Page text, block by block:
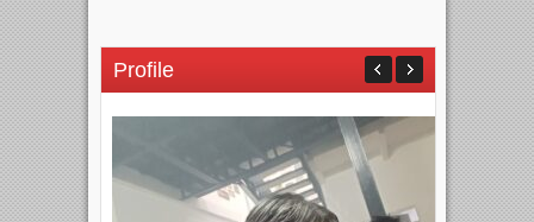
Profile